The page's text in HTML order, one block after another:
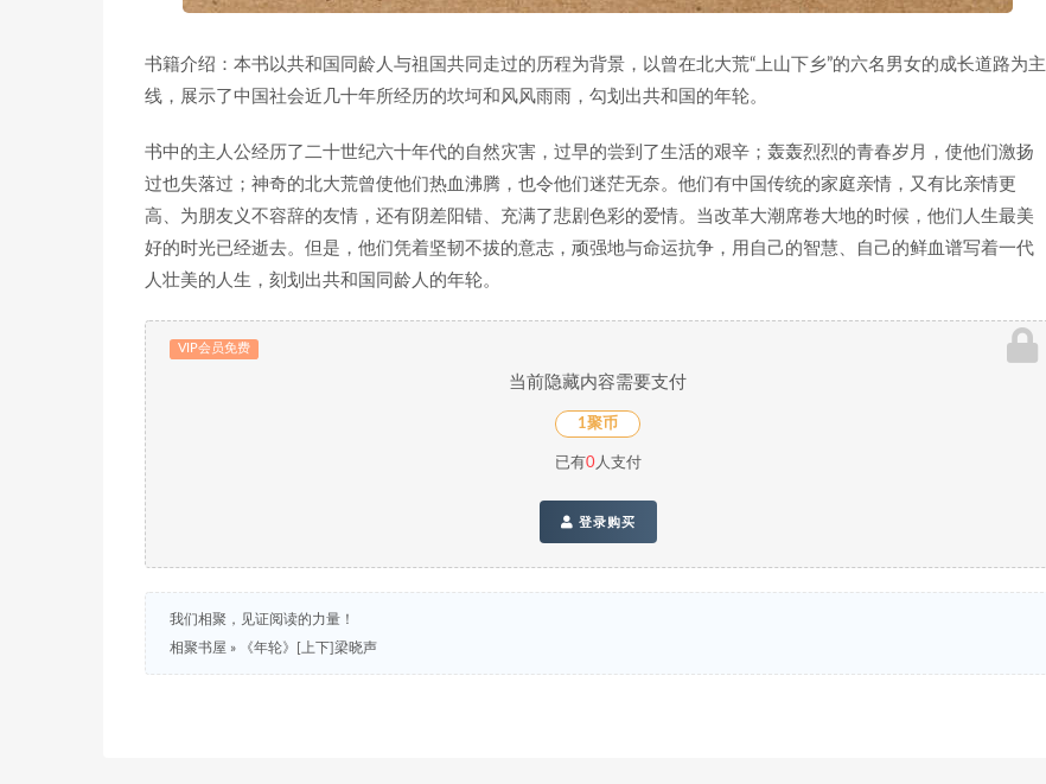
书籍介绍：本书以共和国同龄人与祖国共同走过的历程为背景，以曾在北大荒“上山下乡”的六名男女的成长道路为主
线，展示了中国社会近几十年所经历的坎坷和风风雨雨，勾划出共和国的年轮。
书中的主人公经历了二十世纪六十年代的自然灾害，过早的尝到了生活的艰辛；轰轰烈烈的青春岁月，使他们激扬
过也失落过；神奇的北大荒曾使他们热血沸腾，也令他们迷茫无奈。他们有中国传统的家庭亲情，又有比亲情更
高、为朋友义不容辞的友情，还有阴差阳错、充满了悲剧色彩的爱情。当改革大潮席卷大地的时候，他们人生最美
好的时光已经逝去。但是，他们凭着坚韧不拔的意志，顽强地与命运抗争，用自己的智慧、自己的鲜血谱写着一代
人壮美的人生，刻划出共和国同龄人的年轮。
VIP会员免费
当前隐藏内容需要支付
1聚币
已有0人支付
登录购买
我们相聚，见证阅读的力量！
相聚书屋 » 《年轮》[上下]梁晓声